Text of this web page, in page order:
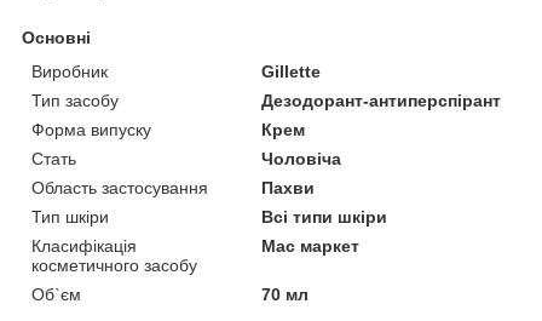
Основні
Виробник
Gillette
Тип засобу
Дезодорант-антиперспірант
Форма випуску
Крем
Стать
Чоловіча
Область застосування
Пахви
Тип шкіри
Всі типи шкіри
Класифікація
косметичного засобу
Мас маркет
Об`єм 70 мл